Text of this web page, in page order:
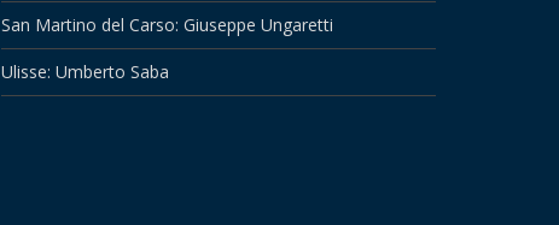
San Martino del Carso: Giuseppe Ungaretti
Ulisse: Umberto Saba